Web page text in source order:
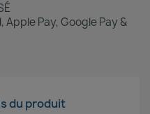
Pay, Google Pay &
du produit